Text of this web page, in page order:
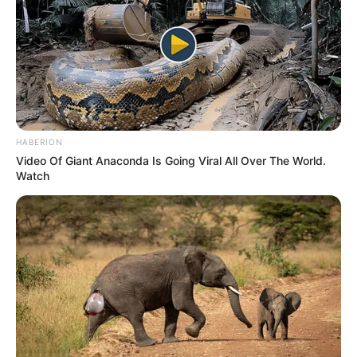
Résumé des conseils et de l’Analyse base
Quinté:
En conclusion, See You Pink apparaît comme la candidate
la plus solide, grâce à sa forme récente et son expérience.
Kiloecho, bien que théoriquement bien placé, doit prouver
HABERION
Video Of Giant Anaconda Is Going Viral All Over The World.
Watch